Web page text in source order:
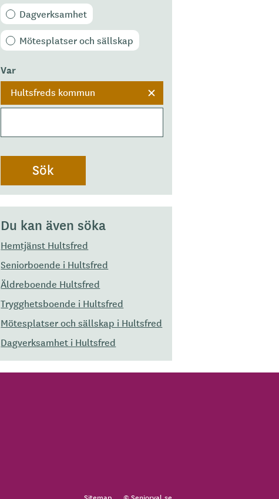
Dagverksamhet
Mötesplatser och sällskap
Var
Hultsfreds kommun
Du kan även söka
Hemtjänst Hultsfred
Seniorboende i Hultsfred
Äldreboende Hultsfred
Trygghetsboende i Hultsfred
Mötesplatser och sällskap i Hultsfred
Dagverksamhet i Hultsfred